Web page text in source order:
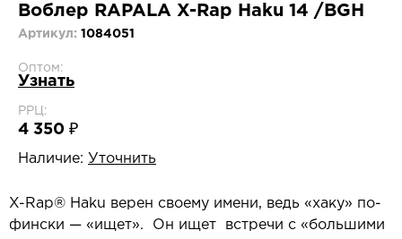
Воблер RAPALA X-Rap Haku 14 /BGH
Артикул: 1084051
Оптом:
Узнать
РРЦ:
4 350 ₽
Наличие: Уточнить
X-Rap® Haku верен своему имени, ведь «хаку» по-
фински — «ищет». Он ищет встречи с «большими